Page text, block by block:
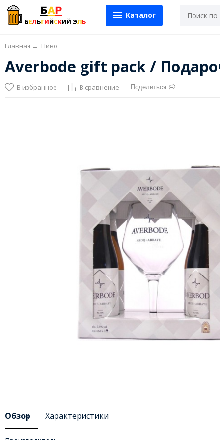
Каталог
Главная → Пиво
Averbode gift pack /
В избранное В сравнение Поделиться
Обзор Характеристики